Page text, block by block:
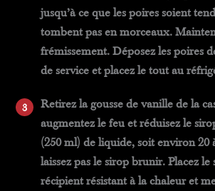
jusqu’à ce que les poires soient
tombent pas en morceaux.
frémissement. Déposez les poires
de service et placez le tout au
Retirez la gousse de vanille de la
augmentez le feu et réduisez le
(250 ml) de liquide, soit environ 20
laissez pas le sirop brunir. Placez le
récipient résistant à la chaleur et